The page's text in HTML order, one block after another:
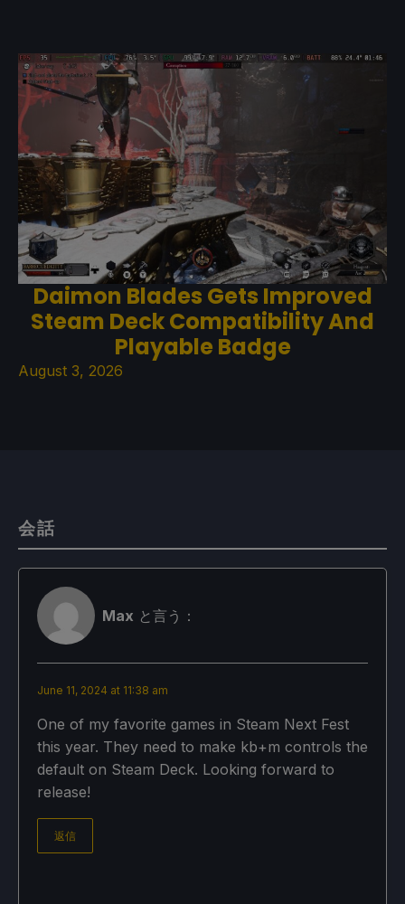
Daimon Blades Gets Improved
Steam Deck Compatibility And
Playable Badge
August 3, 2026
会話
Max と言う：
June 11, 2024 at 11:38 am
One of my favorite games in Steam Next Fest
this year. They need to make kb+m controls the
default on Steam Deck. Looking forward to
release!
返信